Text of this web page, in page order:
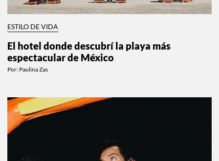
ESTILO DE VIDA
El hotel donde descubrí la playa más
espectacular de México
Por: Paulina Zas